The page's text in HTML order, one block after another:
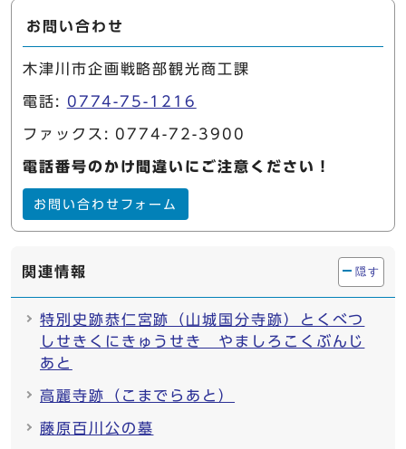
お問い合わせ
木津川市企画戦略部観光商工課
電話: 0774-75-1216
ファックス: 0774-72-3900
電話番号のかけ間違いにご注意ください！
お問い合わせフォーム
関連情報 隠す
特別史跡恭仁宮跡（山城国分寺跡）とくべつ
しせきくにきゅうせき やましろこくぶんじ
あと
高麗寺跡（こまでらあと）
藤原百川公の墓